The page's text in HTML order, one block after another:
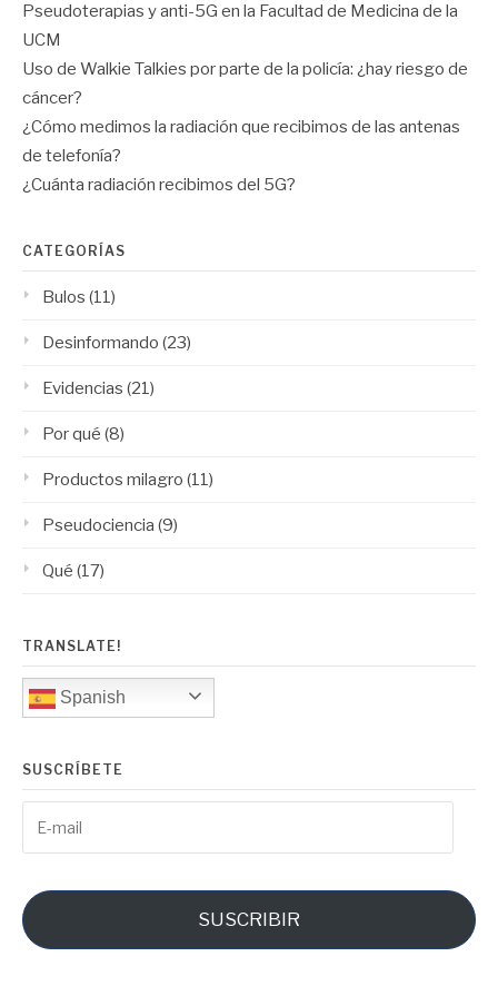
Pseudoterapias y anti-5G en la Facultad de Medicina de la
UCM
Uso de Walkie Talkies por parte de la policía: ¿hay riesgo de
cáncer?
¿Cómo medimos la radiación que recibimos de las antenas
de telefonía?
¿Cuánta radiación recibimos del 5G?
CATEGORÍAS
Bulos (11)
Desinformando (23)
Evidencias (21)
Por qué (8)
Productos milagro (11)
Pseudociencia (9)
Qué (17)
TRANSLATE!
Spanish
SUSCRÍBETE
mail
SUSCRIBIR